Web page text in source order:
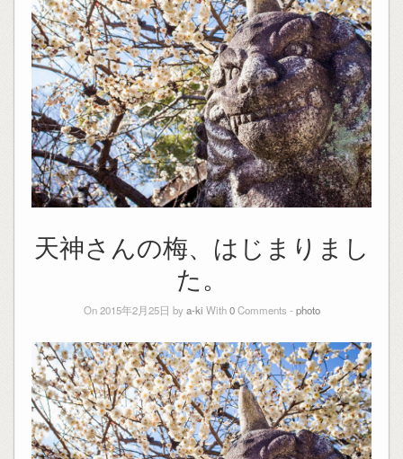
天神さんの梅、はじまりまし
た。
On 2015年2月25日 bya-ki With0Comments - photo